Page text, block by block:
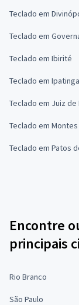
Teclado em
Teclado em
Teclado em Ibirité
Teclado em Ipatinga
Teclado em Juiz de
Teclado em
Teclado em Patos
Encontre
principais
Rio Branco
São Paulo